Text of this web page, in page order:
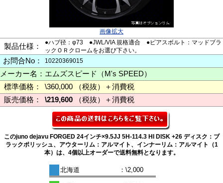
画像拡大
製品仕様：
●ハブ径：φ73 ●JWL/VIA 規格適合 ●ピアスボルト：マッドブラ
ックＯＲクロームをお選び下さい。
お問合No： 10220369015
メーカー名： エムズスピード（M's SPEED）
標準価格：
\360,000 （税抜）＋消費税
販売価格：
\219,600 （税抜）＋消費税
このjuno dejavu FORGED 24インチ×9.5JJ 5H-114.3 HI DISK +26 ディスク：ブ
ラックポリッシュ、アウターリム：アルマイト、インナーリム：アルマイト（1
本）は、4個以上オーダーで送料無料となります。
北海道 ：\2,000